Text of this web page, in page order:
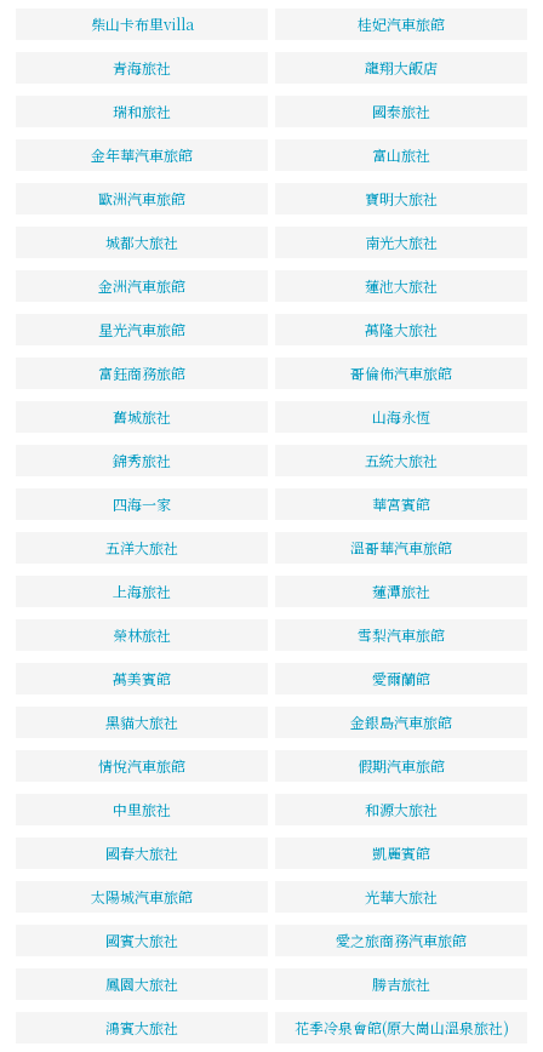
柴山卡布里villa 桂妃汽車旅館
青海旅社 龍翔大飯店
瑞和旅社 國泰旅社
金年華汽車旅館 富山旅社
歐洲汽車旅館 寶明大旅社
城都大旅社 南光大旅社
金洲汽車旅館 蓮池大旅社
星光汽車旅館 萬隆大旅社
富鈺商務旅館 哥倫佈汽車旅館
舊城旅社 山海永恆
錦秀旅社 五統大旅社
四海一家 華宮賓館
五洋大旅社 溫哥華汽車旅館
上海旅社 蓮潭旅社
榮林旅社 雪梨汽車旅館
萬美賓館 愛爾蘭館
黑貓大旅社 金銀島汽車旅館
情悅汽車旅館 假期汽車旅館
中里旅社 和源大旅社
國春大旅社 凱麗賓館
太陽城汽車旅館 光華大旅社
國賓大旅社 愛之旅商務汽車旅館
鳳園大旅社 勝吉旅社
鴻賓大旅社 花季冷泉會館(原大崗山溫泉旅社)